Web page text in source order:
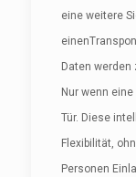
eine weitere
Daten
Nur wenn
Tür. Diese
Flexibilität,
Personen